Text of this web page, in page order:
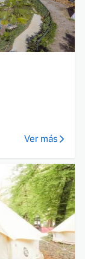
Ver más